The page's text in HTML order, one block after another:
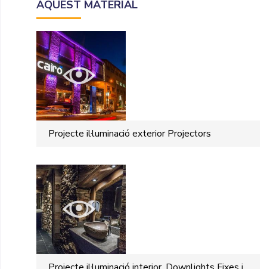
AQUEST MATERIAL
Projecte il·luminació exterior Projectors